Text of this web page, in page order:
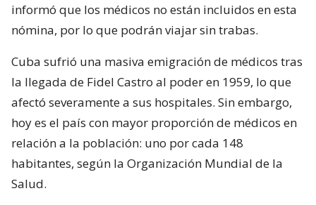
informó que los médicos no están incluidos en esta
nómina, por lo que podrán viajar sin trabas.
Cuba sufrió una masiva emigración de médicos tras
la llegada de Fidel Castro al poder en 1959, lo que
afectó severamente a sus hospitales. Sin embargo,
hoy es el país con mayor proporción de médicos en
relación a la población: uno por cada 148
habitantes, según la Organización Mundial de la
Salud.